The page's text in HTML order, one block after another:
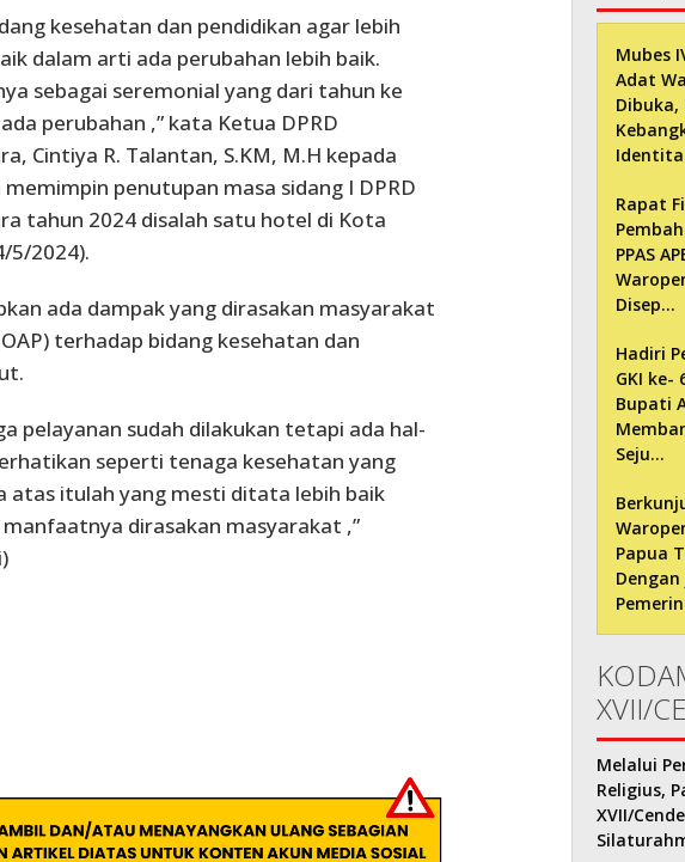
kesehatan dan pendidikan agar lebih
dalam arti ada perubahan lebih baik.
sebagai seremonial yang dari tahun ke
perubahan ,” kata Ketua DPRD
Cintiya R. Talantan, S.KM, M.H kepada
penutupan masa sidang I DPRD
tahun 2024 disalah satu hotel di Kota
5/2024).
ada dampak yang dirasakan masyarakat
terhadap bidang kesehatan dan
pelayanan sudah dilakukan tetapi ada hal-
seperti tenaga kesehatan yang
atas itulah yang mesti ditata lebih baik
dirasakan masyarakat ,”
Mubes
Adat
Rapat
PPAS
Disep…
Hadiri
GKI ke-
Bupati
Seju…
Papua
XVII/
Melalui
Religius,
XVII/